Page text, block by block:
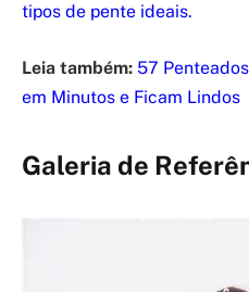
tipos de pente ideais.
Leia também: 57
em Minutos e Ficam Lindos
Galeria de